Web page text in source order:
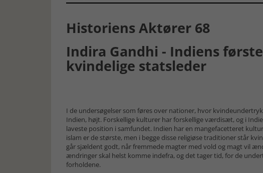
Historiens Aktører 68
Indira Gandhi - Indiens første
kvindelige statsleder
I de undersøgelser som føres over nationer, hvor
Indien, højt. Forskellige kulturer har forskellige værdisæt, og i
laveste position i samfundet. Indien har en mangefacetteret
islam er de største, men i begge disse religiøse traditioner står
går sjældent godt, når fremmede magter med vold og magt vil
ændringer skal helst komme indefra, og det tager tid, for de
forholdene.